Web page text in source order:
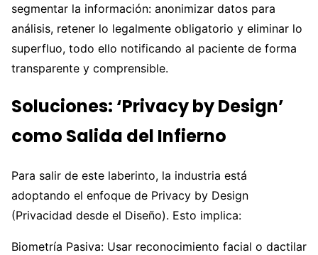
segmentar la información: anonimizar datos para
análisis, retener lo legalmente obligatorio y eliminar lo
superfluo, todo ello notificando al paciente de forma
transparente y comprensible.
Soluciones: ‘Privacy by Design’
como Salida del Infierno
Para salir de este laberinto, la industria está
adoptando el enfoque de Privacy by Design
(Privacidad desde el Diseño). Esto implica:
Biometría Pasiva: Usar reconocimiento facial o dactilar